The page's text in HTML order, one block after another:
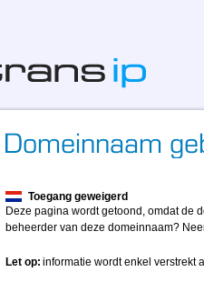
Toegang geweigerd
Deze pagina wordt getoond, omdat de
beheerder van deze domeinnaam?
Let op: informatie wordt enkel verstrekt